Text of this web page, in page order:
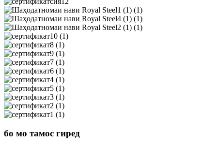
бо мо тамос гиред